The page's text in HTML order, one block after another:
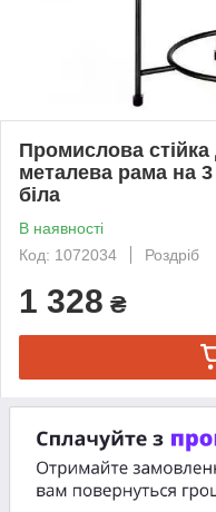
Промислова
металева рама на 3
біла
В наявності
Код: 1072034
Роздріб
1 328 ₴